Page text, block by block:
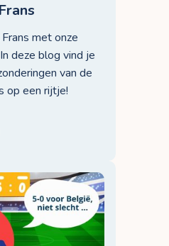
met onze
deze blog vind je
van de
op een rijtje!